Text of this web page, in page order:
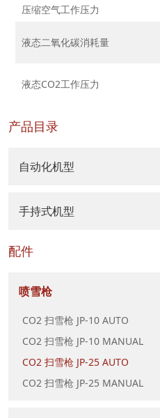
压缩空气工作压力
液态二氧化碳消耗量
液态CO2工作压力
产品目录
自动化机型
手持式机型
配件
喷雪枪
CO2 扫雪枪 JP-10 AUTO
CO2 扫雪枪 JP-10 MANUAL
CO2 扫雪枪 JP-25 AUTO
CO2 扫雪枪 JP-25 MANUAL